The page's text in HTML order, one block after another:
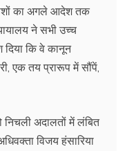
का अगले आदेश तक
ने सभी उच्च
दिया कि वे कानून
एक तय प्रारूप में सौंपें,
निचली अदालतों में लंबित
विजय हंसारिया